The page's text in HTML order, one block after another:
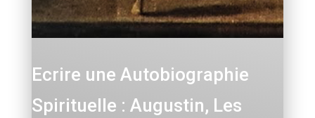
Ecrire une Autobiographie
Spirituelle : Augustin, Les